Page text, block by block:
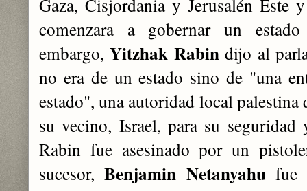
comenzara a gobernar un
embargo,Yitzhak Rabin dijo al
no era de un estado sino de "una
estado", una autoridad local palestina
su vecino, Israel, para su seguridad
Rabin fue asesinado por un
sucesor,Benjamin Netanyahufue